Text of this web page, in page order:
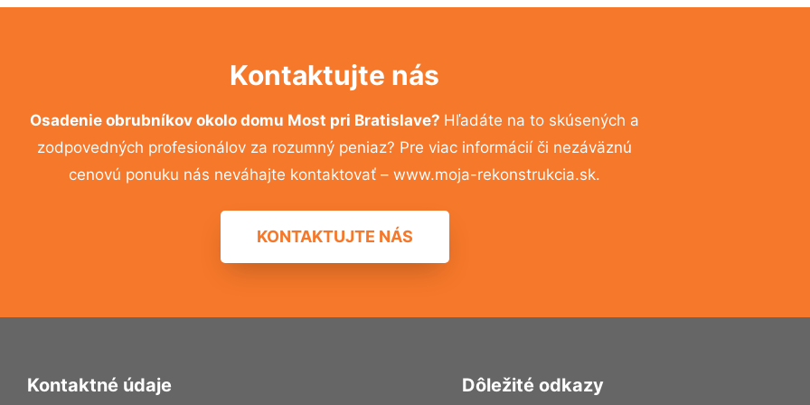
Kontaktujte nás
Osadenie obrubníkov okolo domu Most pri Bratislave? Hľadáte na to skúsených a
zodpovedných profesionálov za rozumný peniaz? Pre viac informácií či nezáväznú
cenovú ponuku nás neváhajte kontaktovať – www.moja-rekonstrukcia.sk.
KONTAKTUJTE NÁS
Kontaktné údaje Dôležité odkazy